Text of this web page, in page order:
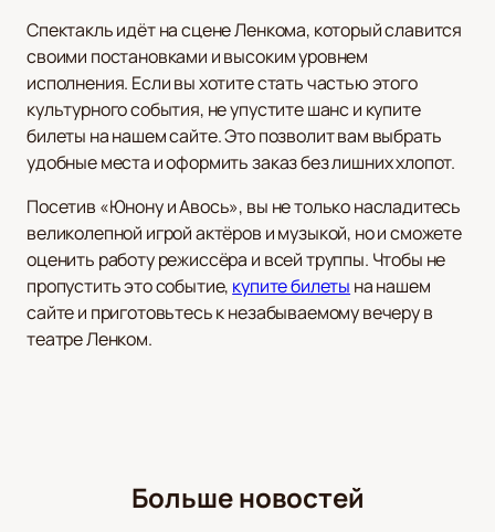
Спектакль идёт на сцене Ленкома, который славится
своими постановками и высоким уровнем
исполнения. Если вы хотите стать частью этого
культурного события, не упустите шанс и купите
билеты на нашем сайте. Это позволит вам выбрать
удобные места и оформить заказ без лишних хлопот.
Посетив «Юнону и Авось», вы не только насладитесь
великолепной игрой актёров и музыкой, но и сможете
оценить работу режиссёра и всей труппы. Чтобы не
пропустить это событие, купите билеты на нашем
сайте и приготовьтесь к незабываемому вечеру в
театре Ленком.
Больше новостей